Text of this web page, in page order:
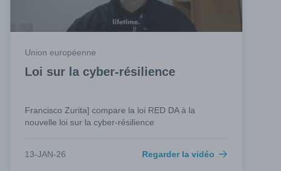
Union européenne
Loi sur la cyber-résilience
Francisco Zurita] compare la loi RED DA à la
nouvelle loi sur la cyber-résilience
13-JAN-26 Regarder la vidéo